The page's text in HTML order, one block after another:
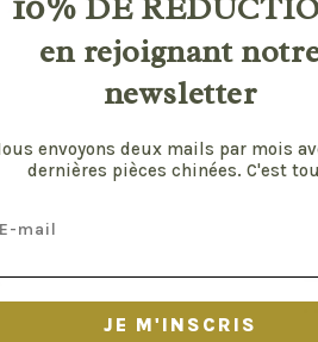
DE
en rejoignant
newsletter
envoyons deux mails par mois
dernières pièces chinées. C'est
JE M'INSCRIS